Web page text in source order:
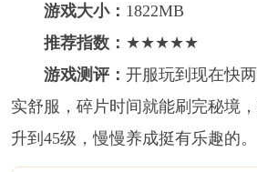
游戏大小： 1822MB
推荐指数： ★★★★★
游戏测评： 开服玩到现在快
实舒服，碎片时间就能刷完秘境
升到45级，慢慢养成挺有乐趣的。